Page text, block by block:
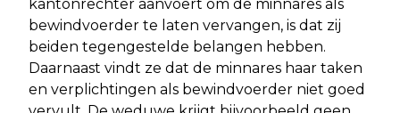
kantonrechter aanvoert om de minnares als
bewindvoerder te laten vervangen, is dat zij
beiden tegengestelde belangen hebben.
Daarnaast vindt ze dat de minnares haar taken
en verplichtingen als bewindvoerder niet goed